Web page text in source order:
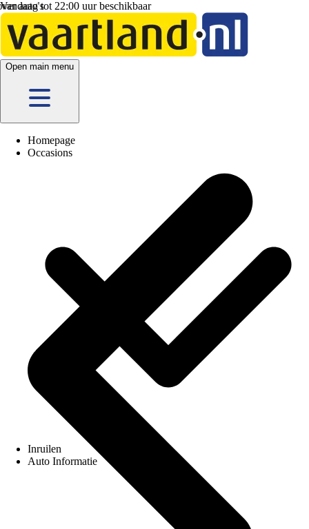
Vandaag tot 22:00 uur beschikbaar
Open main menu
Homepage
Occasions
Inruilen
Auto Informatie